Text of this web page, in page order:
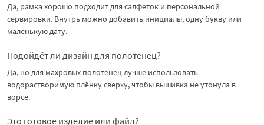
Да, рамка хорошо подходит для салфеток и персональной
сервировки. Внутрь можно добавить инициалы, одну букву или
маленькую дату.
Подойдёт ли дизайн для полотенец?
Да, но для махровых полотенец лучше использовать
водорастворимую плёнку сверху, чтобы вышивка не утонула в
ворсе.
Это готовое изделие или файл?